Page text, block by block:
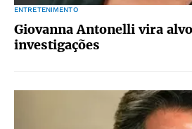
ENTRETENIMENTO
Giovanna Antonelli vira
investigações